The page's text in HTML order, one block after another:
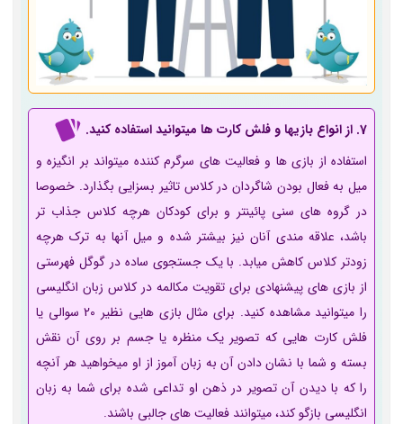
7. از انواع بازی­ها و فلش کارت ­ها می­توانید استفاده کنید.
استفاده از بازی ها و فعالیت های سرگرم کننده می­تواند بر انگیزه و
میل به فعال بودن شاگردان در کلاس تاثیر بسزایی بگذارد. خصوصا
در گروه ­های سنی پائین­تر و برای کودکان هرچه کلاس جذاب تر
باشد، علاقه­ مندی آنان نیز بیشتر شده و میل آنها به ترک هرچه
زودتر کلاس کاهش میابد. با یک جستجوی ساده در گوگل فهرستی
از بازی­ های پیشنهادی برای تقویت مکالمه در کلاس زبان انگلیسی
را می­توانید مشاهده کنید. برای مثال بازی­ هایی نظیر 20 سوالی یا
فلش کارت­ هایی که تصویر یک منظره یا جسم بر روی آن نقش
بسته و شما با نشان دادن آن به زبان آموز از او میخواهید هر آنچه
را که با دیدن آن تصویر در ذهن او تداعی شده برای شما به زبان
انگلیسی بازگو کند، می­توانند فعالیت­ های جالبی باشند.